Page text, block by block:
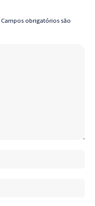
Campos obrigatórios são